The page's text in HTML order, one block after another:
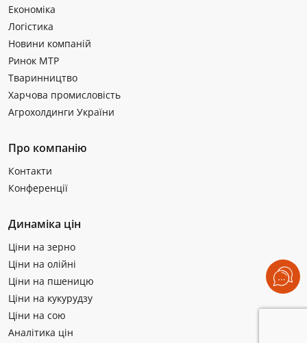
Економіка
Логістика
Новини компаній
Ринок МТР
Тваринництво
Харчова промисловість
Агрохолдинги України
Про компанію
Контакти
Конференції
Динаміка цін
Ціни на зерно
Ціни на олійні
Ціни на пшеницю
Ціни на кукурудзу
Ціни на сою
Аналітика цін